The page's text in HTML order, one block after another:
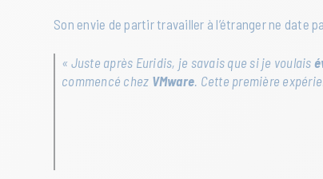
Son envie de partir travailler à l’étranger ne date
« Juste après Euridis, je savais que si je voulais
commencé chez VMware . Cette première